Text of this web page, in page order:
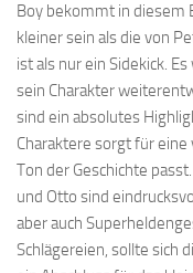
Boy bekommt in diesem
kleiner sein als die von
ist als nur ein Sidekick.
sein Charakter
sind ein absolutes
Charaktere sorgt für
Ton der Geschichte
und Otto sind
aber auch
Schlägereien, sollte sich